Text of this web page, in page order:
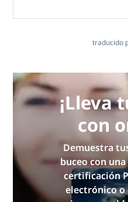
traducido
¡Lleva
con
Demuestra
buceo con
certificación
electrónico